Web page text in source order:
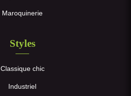
Maroquinerie
Styles
Classique chic
Industriel